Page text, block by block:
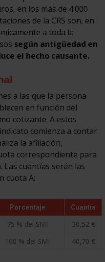
en los más de 4.000
de la CRS son, en
a toda la
según antigüedad en
el hecho causante.
a las que la persona
en función del
cotizante. A estos
comienza a contar
la afiliación,
correspondiente para
Las cuantías serán las
cuota A:
Porcentaje Cuantía
75 % del SMI
30,52 €
100 % del SMI 40,70 €